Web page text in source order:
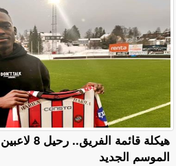
هيكلة
الموسم الجديد